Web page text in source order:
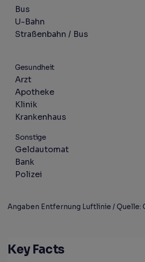
Bus
U-Bahn
Straßenbahn / Bus
Gesundheit
Arzt
Apotheke
Klinik
Krankenhaus
Sonstige
Geldautomat
Bank
Polizei
Angaben Entfernung Luftlinie / Quelle:
Key Facts